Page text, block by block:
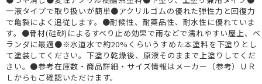
一液タイプで取り扱いが簡単●アクリルゴムの優れた弾性力と回復力
で亀裂によく追従します。●耐候性、耐薬品性、耐水性に優れていま
す。●骨材(硅砂)によるすべり止め効果で雨などで濡れやすい屋上、ベ
ランダに最適●※水道水で約20%くらいうすめた本塗料を下塗りとし
て塗装してください。下塗り乾燥後、原液そのままで上塗りしてくだ
さい。●参考在庫数・商品詳細・サイズ情報はメーカー（参考）ＵＲ
Ｌからもご確認いただけます。